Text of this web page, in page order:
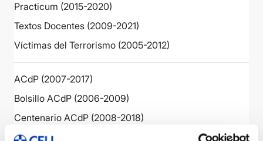
Practicum (2015-2020)
Textos Docentes (2009-2021)
Víctimas del Terrorismo (2005-2012)
ACdP (2007-2017)
Bolsillo ACdP (2006-2009)
Centenario ACdP (2008-2018)
General ACdP (2019-2024)